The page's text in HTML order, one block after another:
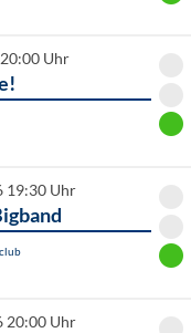
Uhr
19:30 Uhr
20:00 Uhr